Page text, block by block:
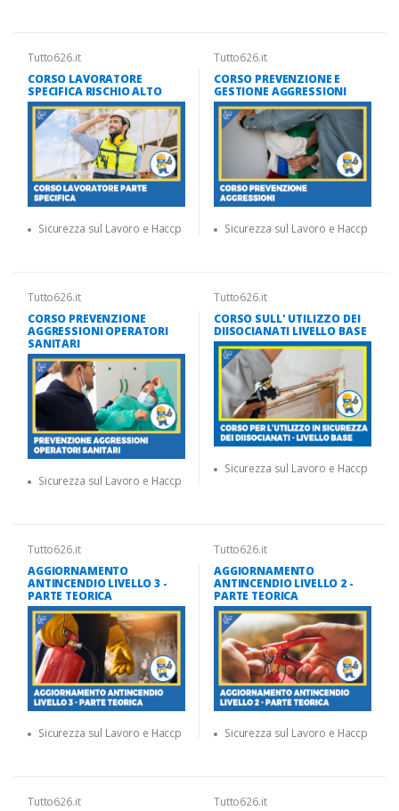
Tutto626.it
CORSO LAVORATORE
SPECIFICA RISCHIO ALTO
Sicurezza sul Lavoro e Haccp
Tutto626.it
CORSO PREVENZIONE E
GESTIONE AGGRESSIONI
Sicurezza sul Lavoro e Haccp
Tutto626.it
CORSO PREVENZIONE
AGGRESSIONI OPERATORI
SANITARI
Sicurezza sul Lavoro e Haccp
Tutto626.it
CORSO SULL' UTILIZZO DEI
DIISOCIANATI LIVELLO BASE
Sicurezza sul Lavoro e Haccp
Tutto626.it
AGGIORNAMENTO
ANTINCENDIO LIVELLO 3 -
PARTE TEORICA
Sicurezza sul Lavoro e Haccp
Tutto626.it
AGGIORNAMENTO
ANTINCENDIO LIVELLO 2 -
PARTE TEORICA
Sicurezza sul Lavoro e Haccp
Tutto626.it
Tutto626.it